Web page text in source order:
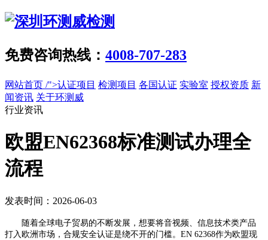
免费咨询热线： 4008-707-283
网站首页 /">认证项目 检测项目 各国认证 实验室 授权资质 新
闻资讯 关于环测威
行业资讯
欧盟EN62368标准测试办理全
流程
发表时间：2026-06-03
随着全球电子贸易的不断发展，想要将音视频、信息技术类产品
打入欧洲市场，合规安全认证是绕不开的门槛。EN 62368作为欧盟现